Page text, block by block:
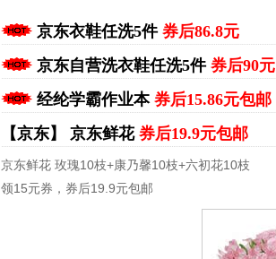
京东衣鞋任洗5件 券后86.8元
京东自营洗衣鞋任洗5件 券后90元
经纶学霸作业本 券后15.86元包邮
【京东】 京东鲜花 券后19.9元包邮
京东鲜花 玫瑰10枝+康乃馨10枝+六初花10枝
领15元券，券后19.9元包邮